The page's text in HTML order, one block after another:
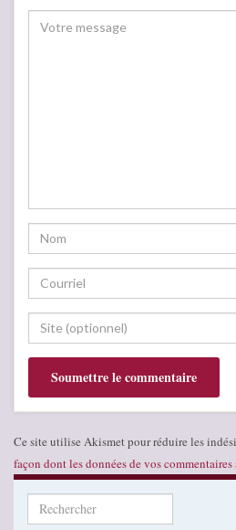
Ce site utilise Akismet pour réduire les
façon dont les données de vos
Search for: